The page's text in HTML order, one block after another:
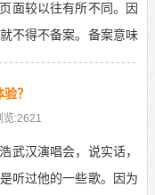
面较以往有所不同。因
不得不备案。备案意味
用国内服务器...
？
览:2621
武汉演唱会，说实话，
听过他的一些歌。因为